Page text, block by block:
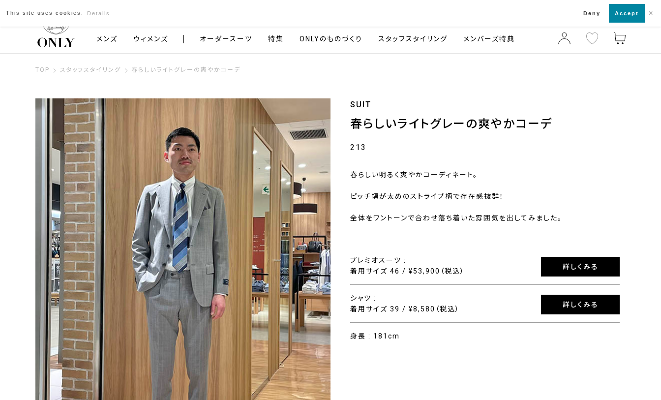
京都発のスーツブランド ONLY 店舗一覧・来店予約
メンズ ウィメンズ オーダースーツ 特集 ONLYのものづくり スタッフスタイリング メンバーズ特典
TOP スタッフスタイリング 春らしいライトグレーの爽やかコーデ
SUIT
春らしいライトグレーの爽やかコーデ
213
春らしい明るく爽やかコーディネート。
ピッチ幅が太めのストライプ柄で存在感抜群！
全体をワントーンで合わせ落ち着いた雰囲気を出してみました。
プレミオスーツ :
着用サイズ 46 / ¥53,900（税込）
詳しくみる
シャツ :
着用サイズ 39 / ¥8,580（税込）
詳しくみる
身長 : 181cm
This site uses cookies. Details Deny Accept ×